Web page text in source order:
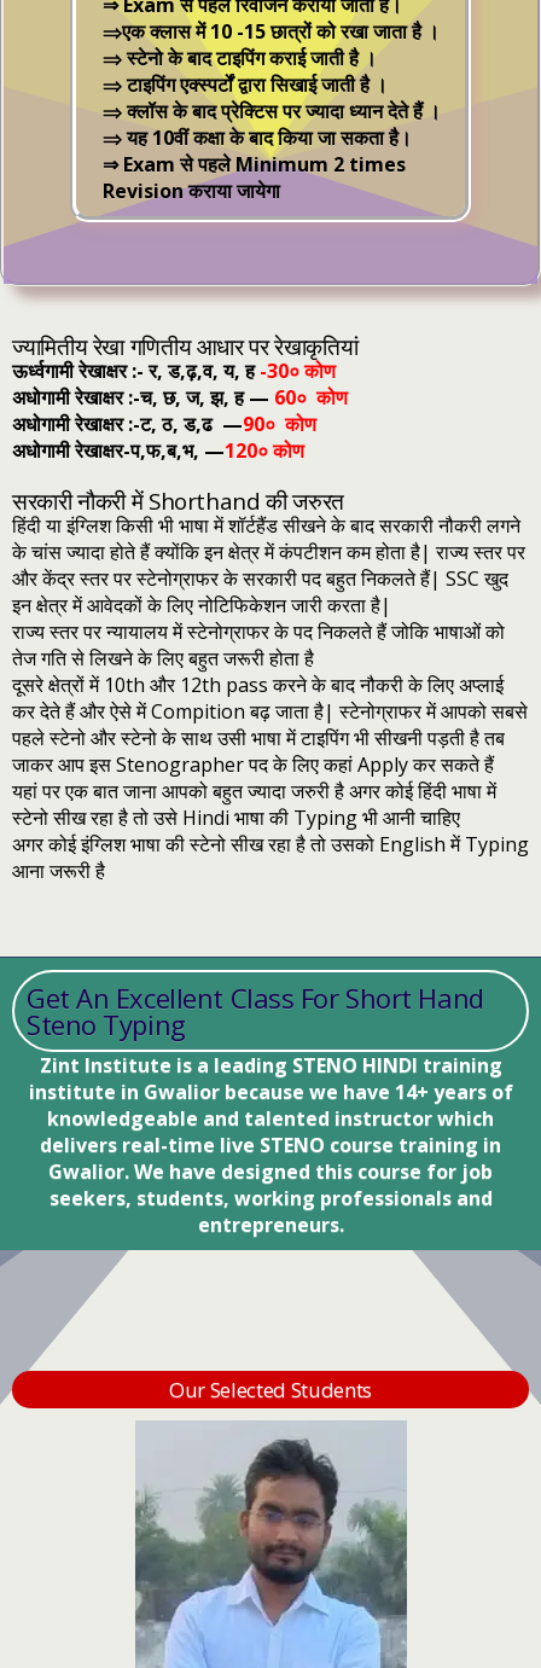
⇒एक क्‍लास में 10 -15 छात्रों को रखा जाता है ।
⇒ स्‍टेनो के बाद टाइपिंग कराई जाती है ।
⇒ टाइपिंग एक्‍स्‍पर्टों द्वारा सिखाई जाती है ।
⇒ क्‍लॉस के बाद प्रेक्टिस पर ज्‍यादा ध्‍यान देते हैं ।
⇒ यह 10वीं कक्षा के बाद किया जा सकता है।
⇒ Exam से पहले Minimum 2 times
Revision कराया जायेगा
ज्‍यामि‍तीय रेखा गणितीय आधार पर रेखाकृतियां
ऊर्ध्‍वगामी रेखाक्षर :- र, ड,ढ़,व, य, ह-30० कोण
अधोगामी रेखाक्षर :-च, छ, ज, झ, ह — 60० कोण
अधोगामी रेखाक्षर :-ट, ठ, ड,ढ —90० कोण
अधोगामी रेखाक्षर-प,फ,ब,भ, —120० कोण
सरकारी नौकरी में Shorthand की जरुरत
हिंदी या इंग्लिश किसी भी भाषा में शॉर्टहैंड सीखने के बाद सरकारी नौकरी लगने
के चांस ज्यादा होते हैं क्योंकि इन क्षेत्र में कंपटीशन कम होता है| राज्य स्तर पर
और केंद्र स्तर पर स्टेनोग्राफर के सरकारी पद बहुत निकलते हैं| SSC खुद
इन क्षेत्र में आवेदकों के लिए नोटिफिकेशन जारी करता है|
राज्य स्तर पर न्यायालय में स्टेनोग्राफर के पद निकलते हैं जोकि भाषाओं को
तेज गति से लिखने के लिए बहुत जरूरी होता है
दूसरे क्षेत्रों में 10th और 12th pass करने के बाद नौकरी के लिए अप्लाई
कर देते हैं और ऐसे में Compition बढ़ जाता है| स्टेनोग्राफर में आपको सबसे
पहले स्टेनो और स्टेनो के साथ उसी भाषा में टाइपिंग भी सीखनी पड़ती है तब
जाकर आप इस Stenographer पद के लिए कहां Apply कर सकते हैं
यहां पर एक बात जाना आपको बहुत ज्यादा जरुरी है अगर कोई हिंदी भाषा में
स्टेनो सीख रहा है तो उसे Hindi भाषा की Typing भी आनी चाहिए
अगर कोई इंग्लिश भाषा की स्टेनो सीख रहा है तो उसको English में Typing
आना जरूरी है
Get An Excellent Class For Short Hand
Steno Typing
Zint Institute is a leading STENO HINDI training
institute in Gwalior because we have 14+ years of
knowledgeable and talented instructor which
delivers real-time live STENO course training in
Gwalior. We have designed this course for job
seekers, students, working professionals and
entrepreneurs.
Our Selected Students